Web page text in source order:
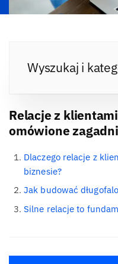
Wyszukaj i
Relacje z
omówione
Dlaczego relacje z
biznesie?
Jak budować
Silne relacje to